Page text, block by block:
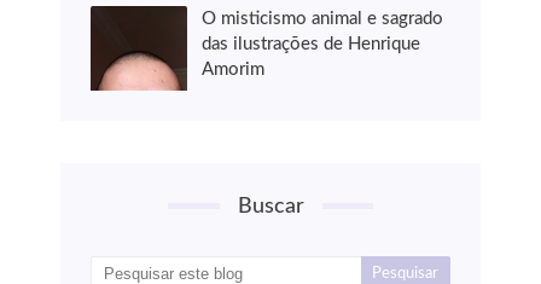
O misticismo animal e sagrado
das ilustrações de Henrique
Amorim
Buscar